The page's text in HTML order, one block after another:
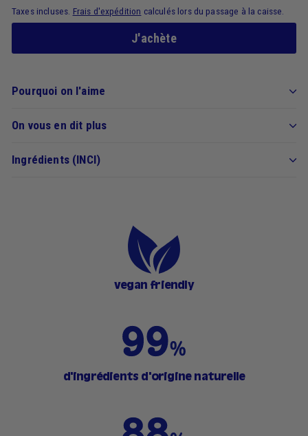
Taxes incluses. Frais d'expédition calculés lors du passage à la caisse.
J'achète
Pourquoi on l'aime
On vous en dit plus
Ingrédients (INCI)
vegan friendly
d'ingrédients d'origine naturelle